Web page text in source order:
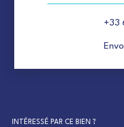
+33
INTÉRESSÉ PAR CE BIEN ?